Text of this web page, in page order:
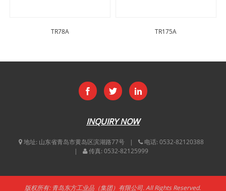
TR78A TR175A
INQUIRY NOW
地址: 山东省青岛市黄岛区滨湖路77号 电话: 0532-82120388
传真: 0532-82125999
版权所有: 青岛东方工业品（集团）有限公司. All Rights Reserved.